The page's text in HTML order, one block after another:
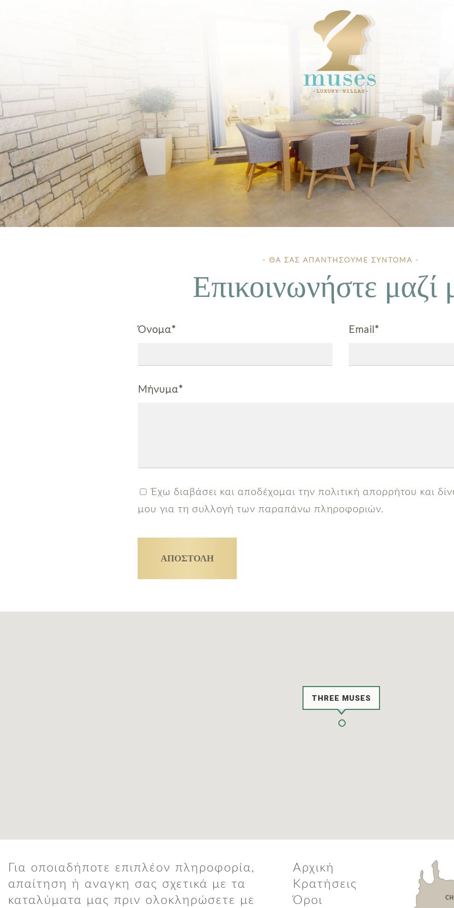
- ΘΑ ΣΑΣ ΑΠΑΝΤΉΣΟΥΜΕ ΣΎΝΤΟΜΑ -
Επικοινωνήστε μαζί
Όνομα* Email*
Μήνυμα*
Έχω διαβάσει και αποδέχομαι την πολιτική απορρήτου και
μου για τη συλλογή των παραπάνω πληροφοριών.
THREE MUSES
Για οποιαδήποτε επιπλέον πληροφορία,
απαίτηση ή αναγκη σας σχετικά με τα
καταλύματα μας πριν ολοκληρώσετε με
Αρχική
Κρατήσεις
Όροι